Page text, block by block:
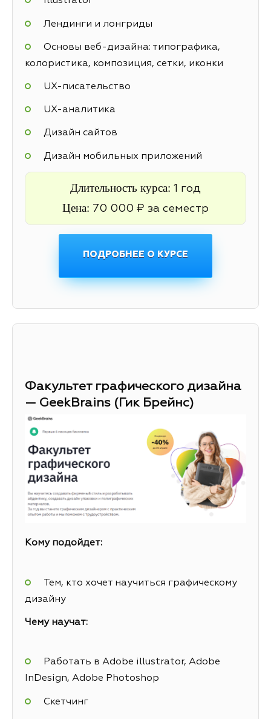
Лендинги и лонгриды
Основы веб-дизайна: типографика,
колористика, композиция, сетки, иконки
UX-писательство
UX-аналитика
Дизайн сайтов
Дизайн мобильных приложений
Длительность курса: 1 год
Цена: 70 000 ₽ за семестр
ПОДРОБНЕЕ О КУРСЕ
Факультет графического дизайна
— GeekBrains (Гик Брейнс)
Кому подойдет:
Тем, кто хочет научиться графическому
дизайну
Чему научат:
Работать в Adobe illustrator, Adobe
InDesign, Adobe Photoshop
Скетчинг